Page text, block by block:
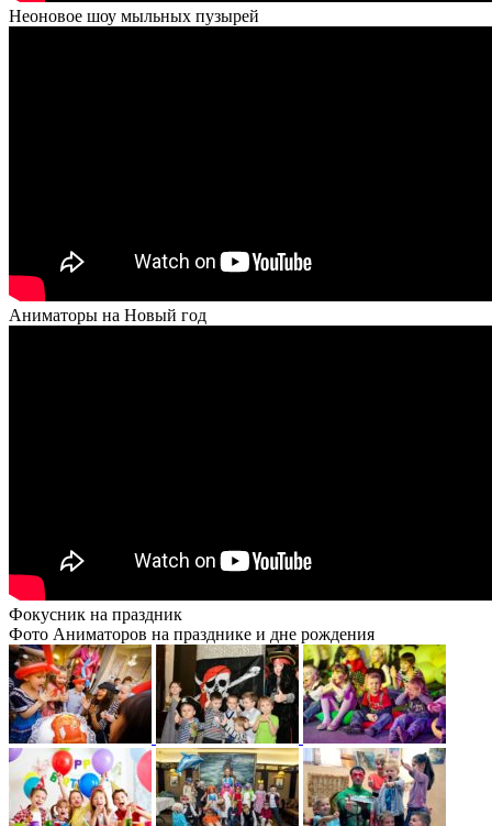
Неоновое шоу мыльных пузырей
Аниматоры на Новый год
Фокусник на праздник
Фото Аниматоров на празднике и дне рождения